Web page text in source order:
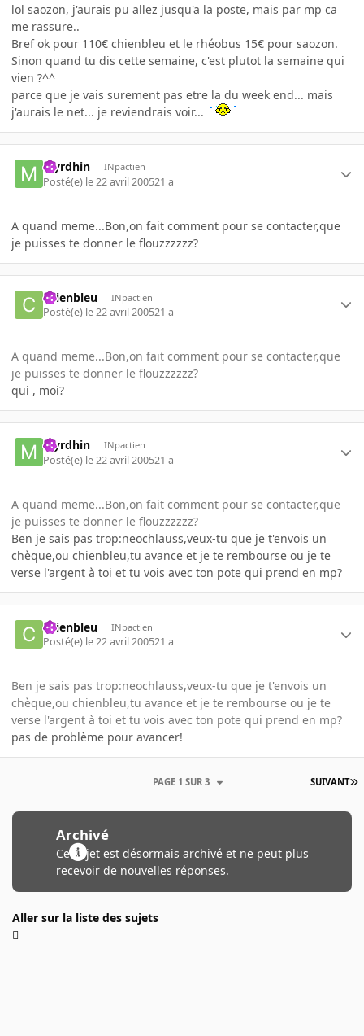
lol saozon, j'aurais pu allez jusqu'a la poste, mais par mp ca
me rassure..
Bref ok pour 110€ chienbleu et le rhéobus 15€ pour saozon.
Sinon quand tu dis cette semaine, c'est plutot la semaine qui
vien ?^^
parce que je vais surement pas etre la du week end... mais
j'aurais le net... je reviendrais voir...
Myrdhin INpactien
Posté(e) le 22 avril 200521 a
A quand meme...Bon,on fait comment pour se contacter,que
je puisses te donner le flouzzzzzz?
chienbleu INpactien
Posté(e) le 22 avril 200521 a
A quand meme...Bon,on fait comment pour se contacter,que
je puisses te donner le flouzzzzzz?
qui , moi?
Myrdhin INpactien
Posté(e) le 22 avril 200521 a
A quand meme...Bon,on fait comment pour se contacter,que
je puisses te donner le flouzzzzzz?
Ben je sais pas trop:neochlauss,veux-tu que je t'envois un
chèque,ou chienbleu,tu avance et je te rembourse ou je te
verse l'argent à toi et tu vois avec ton pote qui prend en mp?
chienbleu INpactien
Posté(e) le 22 avril 200521 a
Ben je sais pas trop:neochlauss,veux-tu que je t'envois un
chèque,ou chienbleu,tu avance et je te rembourse ou je te
verse l'argent à toi et tu vois avec ton pote qui prend en mp?
pas de problème pour avancer!
SUIVANT
PAGE 1 SUR 3
Archivé
Ce sujet est désormais archivé et ne peut plus
recevoir de nouvelles réponses.
Aller sur la liste des sujets